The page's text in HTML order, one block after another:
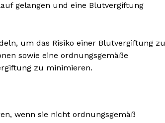
gelangen und eine Blutvergiftung
um das Risiko einer Blutvergiftung zu
sowie eine ordnungsgemäße
zu minimieren.
wenn sie nicht ordnungsgemäß